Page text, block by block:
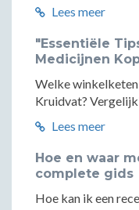
Lees meer
"Essentiële
Medicijnen
Welke
Kruidvat?
Lees meer
Hoe en waar
complete gids
Hoe kan ik een